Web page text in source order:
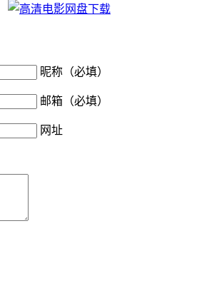
昵称（必填）
邮箱（必填）
网址